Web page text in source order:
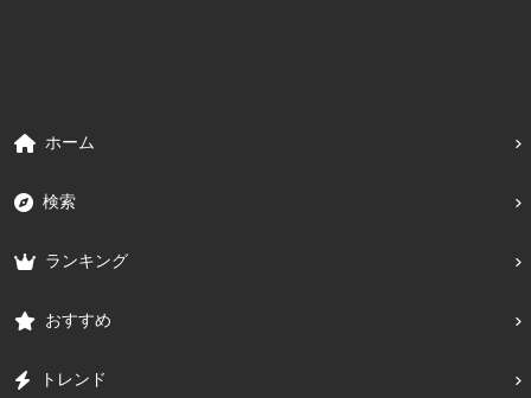
ホーム
検索
ランキング
おすすめ
トレンド